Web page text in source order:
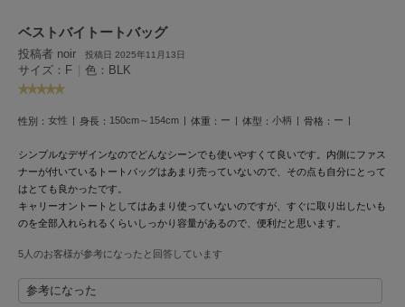
made of Organics
メイドオブオーガニクス
MICHU COQUETTE
MIESROHE
ミースロエ
miies miim
ミラオーウェン
ベストバイトートバッグ
投稿者 noir 投稿日 2025年11月13日
サイズ：F | 色：BLK
性別： 女性 身長： 150cm～154cm 体重： ー 体型： 小柄 骨格： ー
シンプルなデザインなのでどんなシーンでも使いやすくて良いです。内側にファス
ナーが付いているトートバッグはあまり売っていないので、その点も自分にとって
はとても良かったです。
キャリーオントートとしてはあまり使っていないのですが、すぐに取り出したいも
のを全部入れられるくらいしっかり容量があるので、便利だと思います。
5人のお客様が参考になったと回答しています
参考になった